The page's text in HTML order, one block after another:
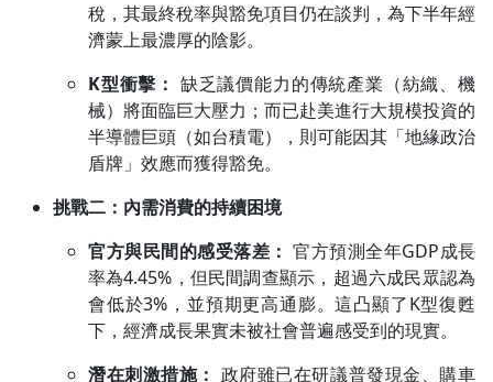
稅，其最終稅率與豁免項目仍在談判，為下半年經
濟蒙上最濃厚的陰影。
K型衝擊： 缺乏議價能力的傳統產業（紡織、機
械）將面臨巨大壓力；而已赴美進行大規模投資的
半導體巨頭（如台積電），則可能因其「地緣政治
盾牌」效應而獲得豁免。
挑戰二：內需消費的持續困境
官方與民間的感受落差： 官方預測全年GDP成長
率為4.45%，但民間調查顯示，超過六成民眾認為
會低於3%，並預期更高通膨。這凸顯了K型復甦
下，經濟成長果實未被社會普遍感受到的現實。
潛在刺激措施： 政府雖已在研議普發現金、購車
沒有待播放的清單
去逛逛